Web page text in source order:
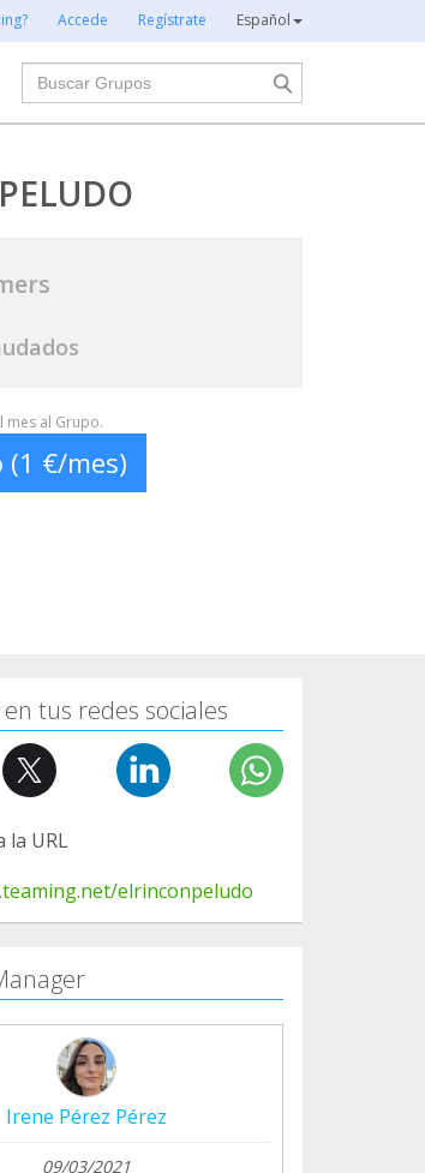
Accede Regístrate Español
Buscar
mes al Grupo.
(1 €/mes)
tus redes sociales
la URL
elrinconpeludo
Irene Pérez Pérez
09/03/2021